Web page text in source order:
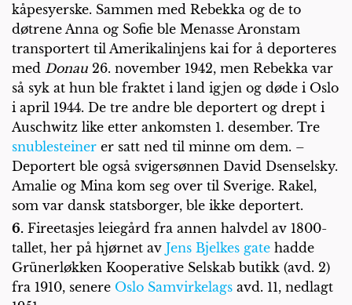
kåpesyerske. Sammen med Rebekka og de to
døtrene Anna og Sofie ble Menasse Aronstam
transportert til Amerikalinjens kai for å deporteres
med Donau 26. november 1942, men Rebekka var
så syk at hun ble fraktet i land igjen og døde i Oslo
i april 1944. De tre andre ble deportert og drept i
Auschwitz like etter ankomsten 1. desember. Tre
snublesteiner er satt ned til minne om dem. –
Deportert ble også svigersønnen David Dsenselsky.
Amalie og Mina kom seg over til Sverige. Rakel,
som var dansk statsborger, ble ikke deportert.
6. Fireetasjes leiegård fra annen halvdel av 1800-
tallet, her på hjørnet av Jens Bjelkes gate hadde
Grünerløkken Kooperative Selskab butikk (avd. 2)
fra 1910, senere Oslo Samvirkelags avd. 11, nedlagt